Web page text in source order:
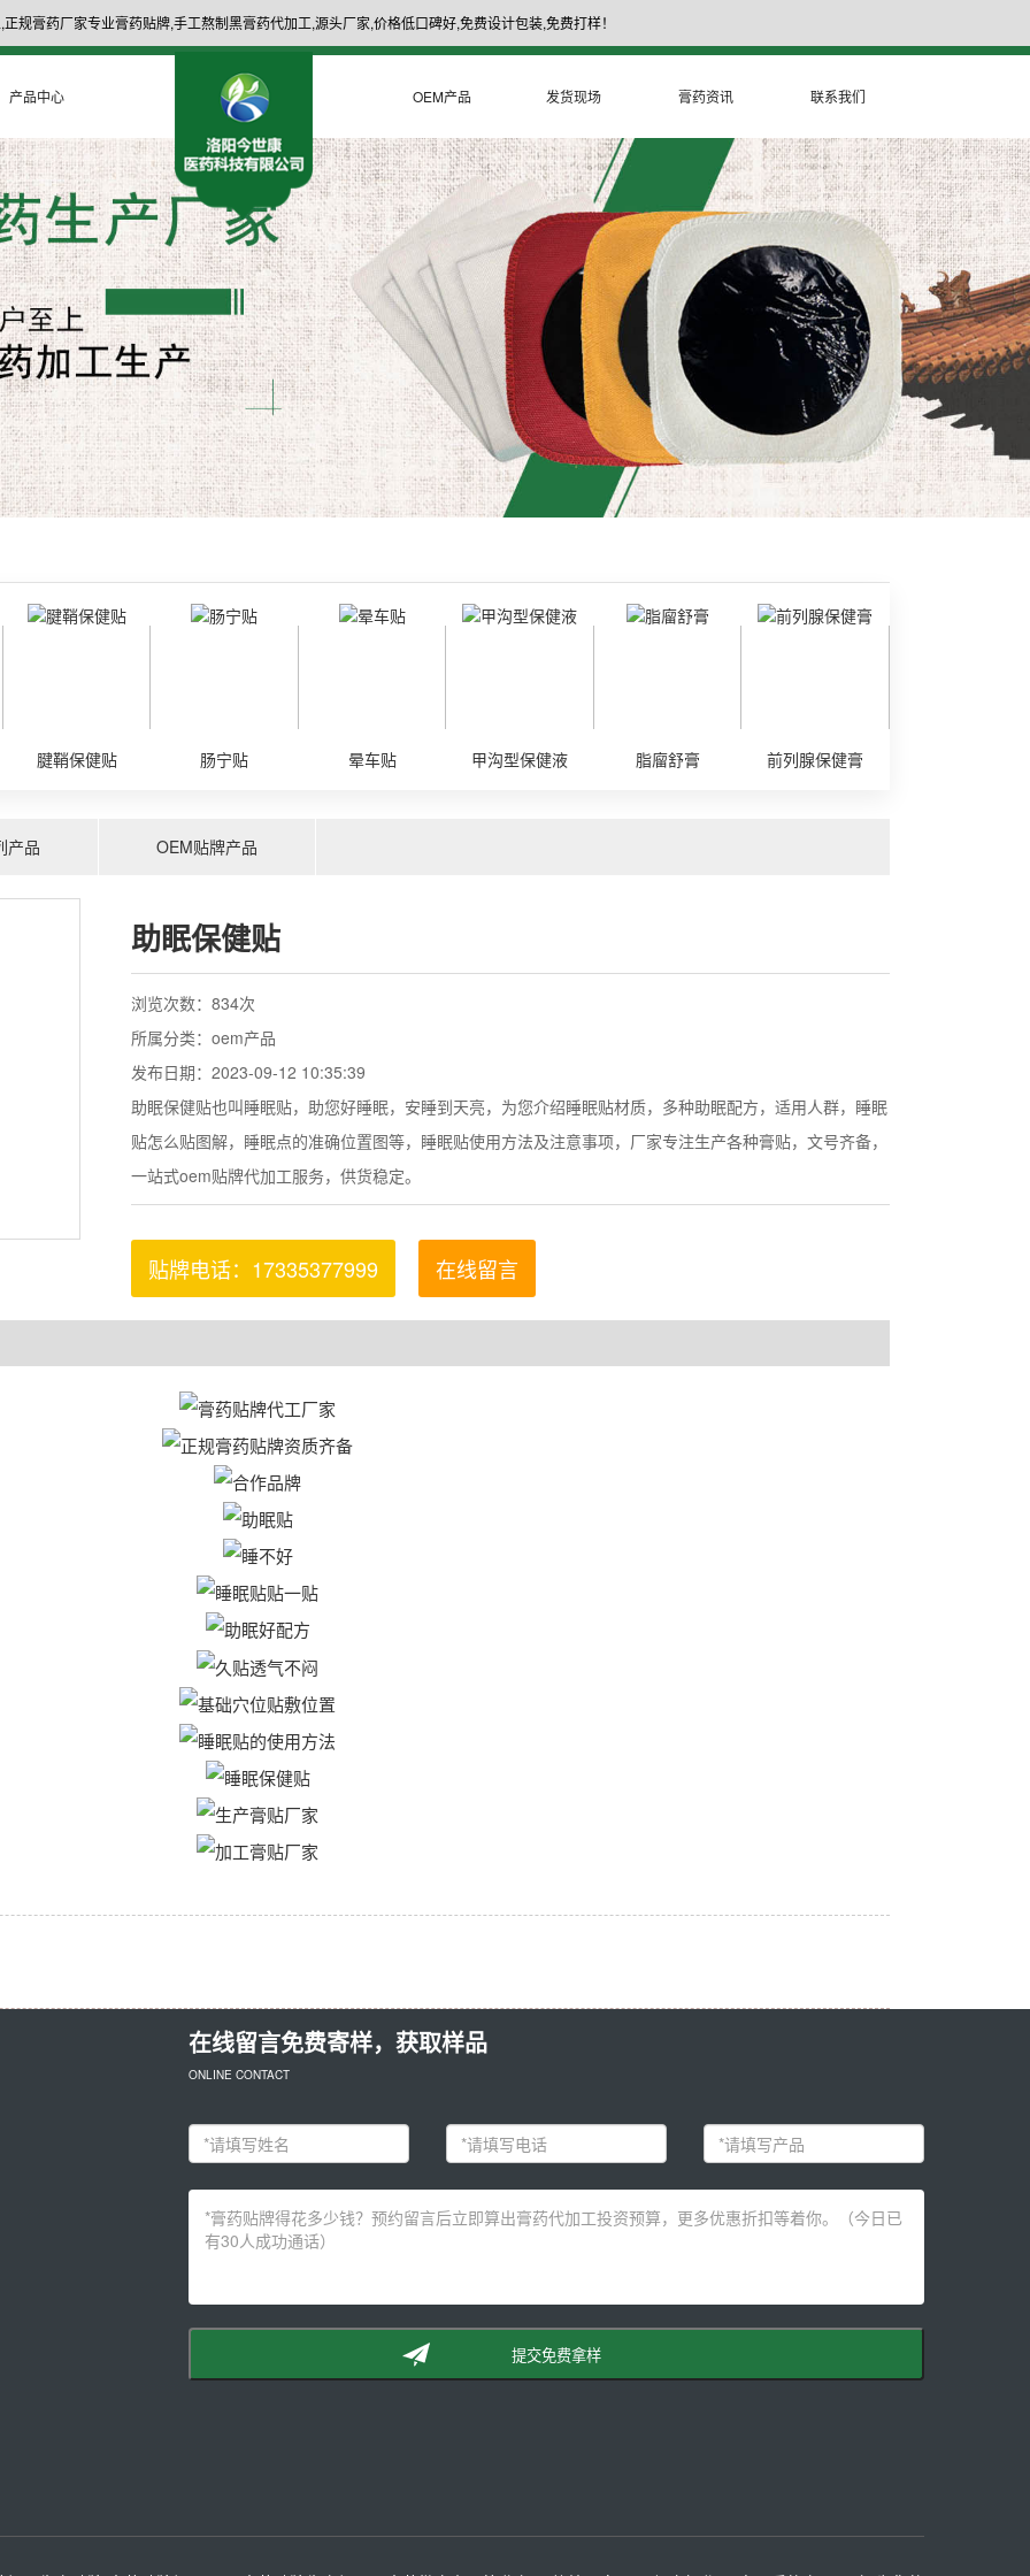
规膏药厂家专业膏药贴牌,手工熬制黑膏药代加工,源头厂家,价格低口碑好,免费设计包装,免费打样！
产品中心 OEM产品 发货现场 膏药资讯 联系我们
腱鞘保健贴 肠宁贴 晕车贴 甲沟型保健液 脂廇舒膏 前列腺保健膏
果酸VE脲素保健膏 足部角质喷雾
产品 OEM贴牌产品
助眠保健贴
浏览次数： 834次
所属分类：oem产品
发布日期：2023-09-12 10:35:39
助眠保健贴也叫睡眠贴，助您好睡眠，安睡到天亮，为您介绍睡眠贴材质，多种助眠配方，适用人群，睡眠
贴怎么贴图解，睡眠点的准确位置图等，睡眠贴使用方法及注意事项，厂家专注生产各种膏贴，文号齐备，
一站式oem贴牌代加工服务，供货稳定。
贴牌电话：17335377999 在线留言
在线留言免费寄样，获取样品
ONLINE CONTACT
提交免费拿样